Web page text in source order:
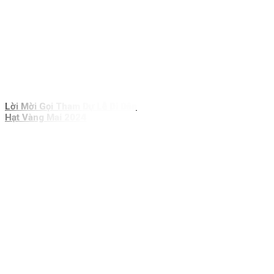
Lời Mời Gọi Tham Dự Lễ Di Dân
Hạt Vàng Mai 2024